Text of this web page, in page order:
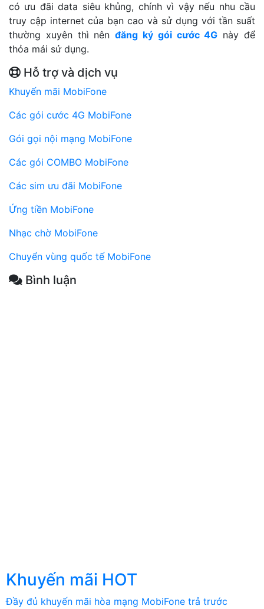
có ưu đãi data siêu khủng, chính vì vậy nếu nhu cầu
truy cập internet của bạn cao và sử dụng với tần suất
thường xuyên thì nênđăng ký gói cước 4G này để
thỏa mái sử dụng.
Hỗ trợ và dịch vụ
Khuyến mãi MobiFone
Các gói cước 4G MobiFone
Gói gọi nội mạng MobiFone
Các gói COMBO MobiFone
Các sim ưu đãi MobiFone
Ứng tiền MobiFone
Nhạc chờ MobiFone
Chuyển vùng quốc tế MobiFone
Bình luận
Khuyến mãi HOT
Đầy đủ khuyến mãi hòa mạng MobiFone trả trước